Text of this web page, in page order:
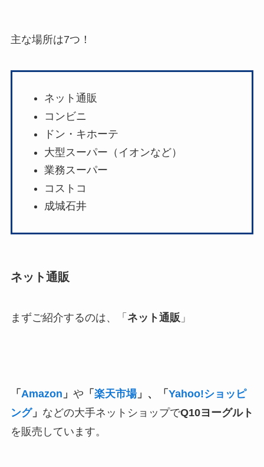
主な場所は7つ！
ネット通販
コンビニ
ドン・キホーテ
大型スーパー（イオンなど）
業務スーパー
コストコ
成城石井
ネット通販
まずご紹介するのは、「 ネット通販 」
「 Amazon 」 や 「 楽天市場」、「 Yahoo!ショッピ
ング」 などの大手ネットショップでQ10ヨーグルト
を販売しています。